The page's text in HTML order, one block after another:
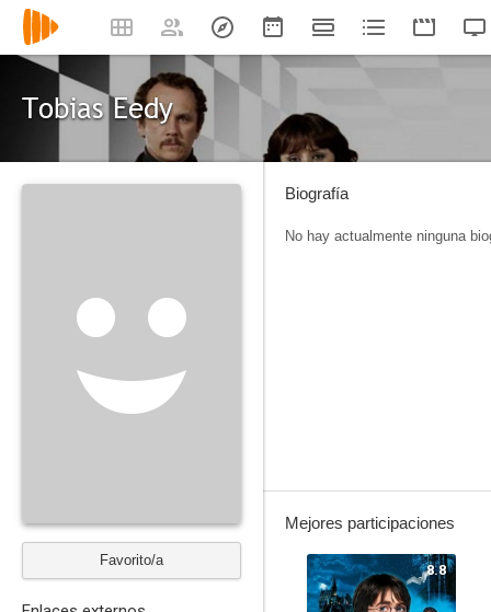
Tobias Eedy
Favorito/a
Biografía
No hay actualmente ninguna
Mejores participaciones
8.8